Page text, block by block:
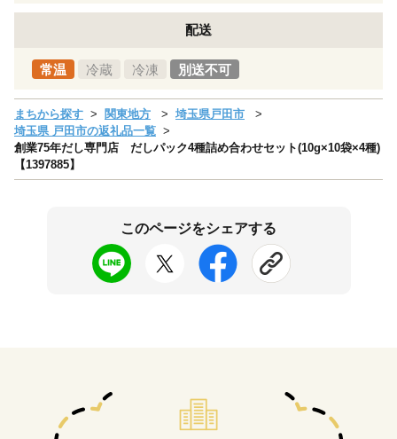
配送
常温 冷蔵 冷凍 別送不可
まちから探す 関東地方
埼玉県戸田市
埼玉県 戸田市の返礼品一覧
創業75年だし専門店 だしパック4種詰め合わせセット(10g×10袋×4種)
【1397885】
このページをシェアする